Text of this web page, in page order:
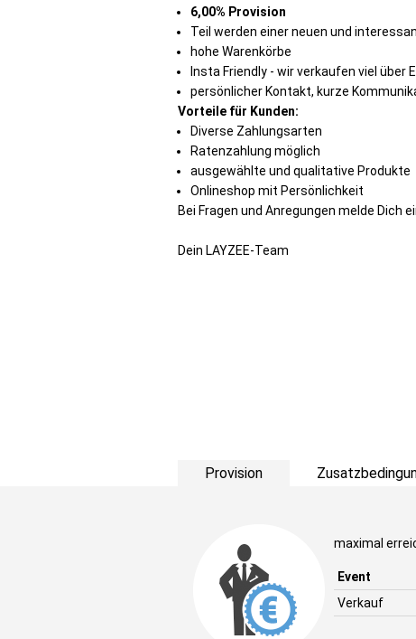
6,00% Provision
Teil werden einer neuen und
hohe Warenkörbe
Insta Friendly - wir verkaufen viel über
persönlicher Kontakt, kurze
Vorteile für Kunden:
Diverse Zahlungsarten
Ratenzahlung möglich
ausgewählte und qualitative Produkte
Onlineshop mit Persönlichkeit
Bei Fragen und Anregungen melde Dich
Dein LAYZEE-Team
Provision
maximal
Event
Verkauf